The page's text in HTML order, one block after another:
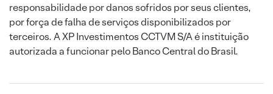
responsabilidade por danos sofridos por seus clientes,
por força de falha de serviços disponibilizados por
terceiros. A XP Investimentos CCTVM S/A é instituição
autorizada a funcionar pelo Banco Central do Brasil.